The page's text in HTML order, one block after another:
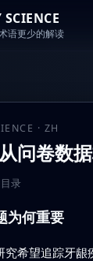
SCIENCE
语更少的解读
· ZH
问卷数
录
为何重要
究希望追踪牙